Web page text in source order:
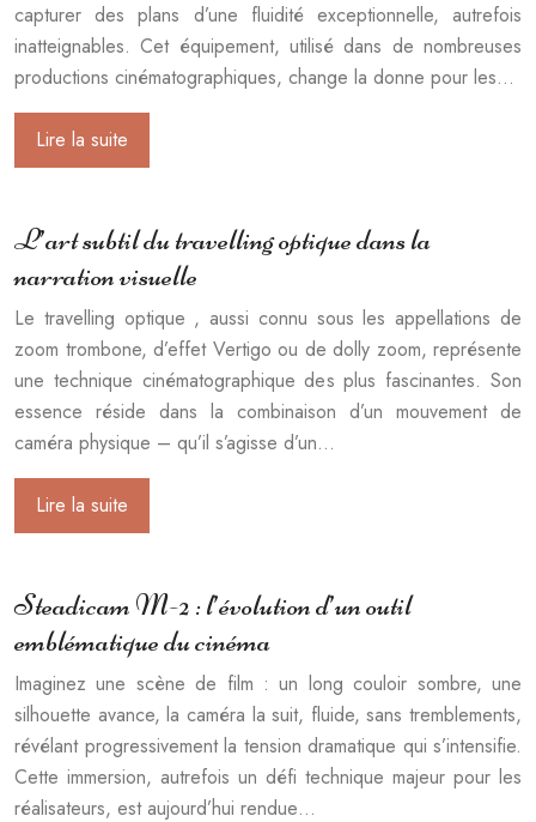
capturer des plans d’une fluidité exceptionnelle, autrefois
inatteignables. Cet équipement, utilisé dans de nombreuses
productions cinématographiques, change la donne pour les…
Lire la suite
L’art subtil du travelling optique dans la
narration visuelle
Le travelling optique , aussi connu sous les appellations de
zoom trombone, d’effet Vertigo ou de dolly zoom, représente
une technique cinématographique des plus fascinantes. Son
essence réside dans la combinaison d’un mouvement de
caméra physique – qu’il s’agisse d’un…
Lire la suite
Steadicam M-2 : l’évolution d’un outil
emblématique du cinéma
Imaginez une scène de film : un long couloir sombre, une
silhouette avance, la caméra la suit, fluide, sans tremblements,
révélant progressivement la tension dramatique qui s’intensifie.
Cette immersion, autrefois un défi technique majeur pour les
réalisateurs, est aujourd’hui rendue…